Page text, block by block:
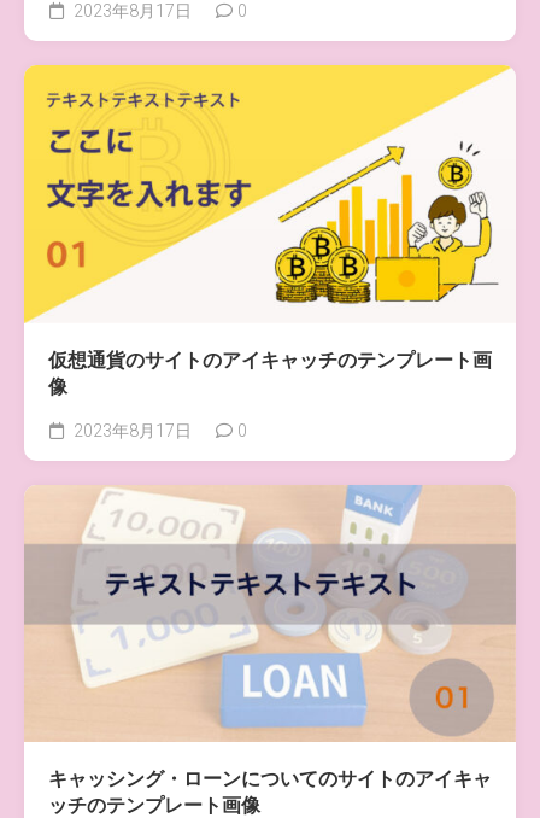
2023年8月17日 0
仮想通貨のサイトのアイキャッチのテンプレート画
像
2023年8月17日 0
キャッシング・ローンについてのサイトのアイキャ
ッチのテンプレート画像